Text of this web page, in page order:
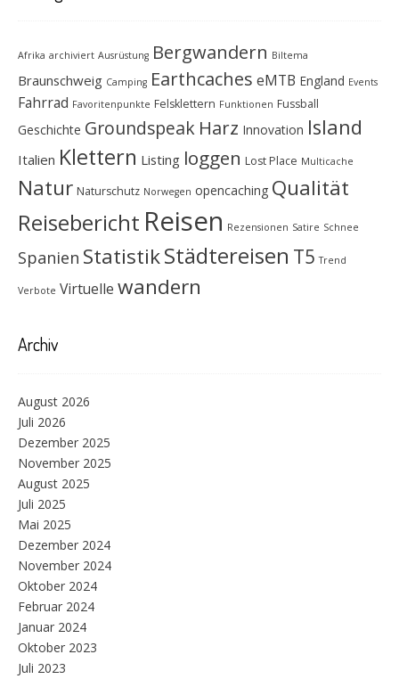
Afrika archiviert Ausrüstung Bergwandern Biltema
Braunschweig Camping Earthcaches eMTB England Events
Fahrrad Favoritenpunkte Felsklettern Funktionen Fussball
Geschichte Groundspeak Harz Innovation Island
Italien Klettern Listing loggen Lost Place Multicache
Natur Naturschutz Norwegen opencaching Qualität
Reisebericht Reisen Rezensionen Satire Schnee
Spanien StatistikStädtereisen T5 Trend
Verbote Virtuelle wandern
Archiv
August 2026
Juli 2026
Dezember 2025
November 2025
August 2025
Juli 2025
Mai 2025
Dezember 2024
November 2024
Oktober 2024
Februar 2024
Januar 2024
Oktober 2023
Juli 2023